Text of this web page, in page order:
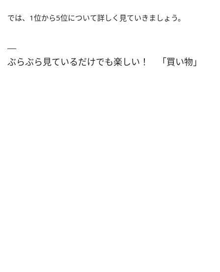
では、1位から5位について詳しく見ていきましょう。
ぶらぶら見ているだけでも楽しい！ 「買い物」